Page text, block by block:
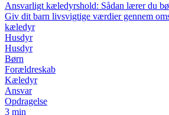
Ansvarligt kæledyrshold: Sådan lærer du
Giv dit barn livsvigtige værdier gennem
kæledyr
Husdyr
Husdyr
Børn
Forældreskab
Kæledyr
Ansvar
Opdragelse
3 min